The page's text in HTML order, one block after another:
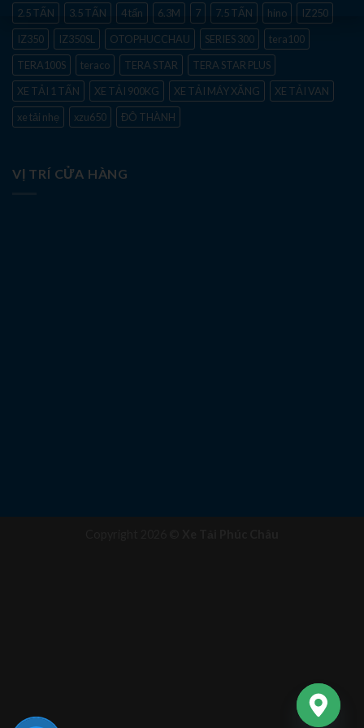
2.5 TẤN 3.5 TẤN 4 tấn 6.3M 7 7.5 TẤN hino
IZ250
IZ350
IZ350SL OTOPHUCCHAU SERIES 300
tera100
TERA100S
teraco TERA STAR
TERA STAR PLUS
XE TẢI 1 TẤN
XE TẢI 900KG XE TẢI MÁY XĂNG
XE TẢI VAN
xe tải nhẹ
xzu650 ĐÔ THÀNH
VỊ TRÍ CỬA HÀNG